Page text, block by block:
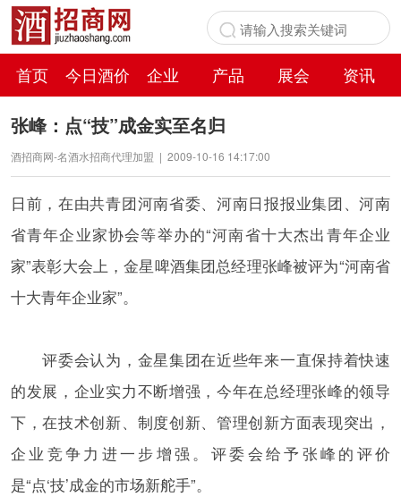
首页 今日酒价 企业 产品 展会
资讯
百科
张峰：点“技”成金实至名归
酒招商网-名酒水招商代理加盟 | 2009-10-16 14:17:00
日前，在由共青团河南省委、河南日报报业集团、河南
省青年企业家协会等举办的“河南省十大杰出青年企业
家”表彰大会上，金星啤酒集团总经理张峰被评为“河南省
十大青年企业家”。
评委会认为，金星集团在近些年来一直保持着快速
的发展，企业实力不断增强，今年在总经理张峰的领导
下，在技术创新、制度创新、管理创新方面表现突出，
企业竞争力进一步增强。评委会给予张峰的评价
是“点‘技’成金的市场新舵手”。